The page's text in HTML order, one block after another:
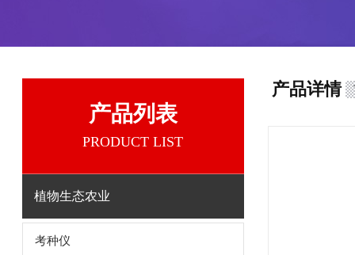
产品列表
PRODUCT LIST
植物生态农业
考种仪
产品详情